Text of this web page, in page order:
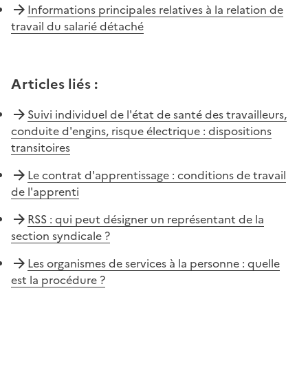
Informations principales relatives à la relation de
travail du salarié détaché
Articles liés :
Suivi individuel de l'état de santé des travailleurs,
conduite d'engins, risque électrique : dispositions
transitoires
Le contrat d'apprentissage : conditions de travail
de l'apprenti
RSS : qui peut désigner un représentant de la
section syndicale ?
Les organismes de services à la personne : quelle
est la procédure ?